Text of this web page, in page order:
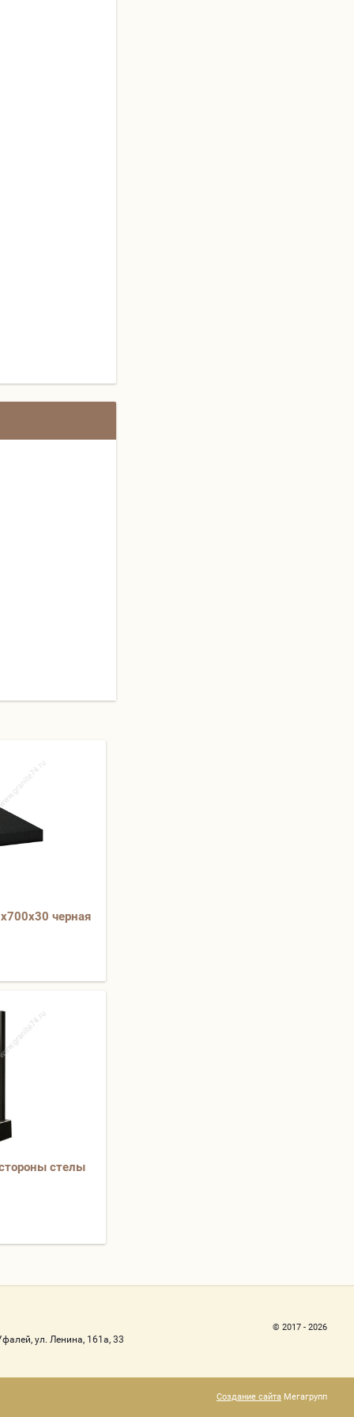
черная
стелы
ул. Ленина, 161а, 33
© 2017 - 2026
Создание сайта Мегагрупп